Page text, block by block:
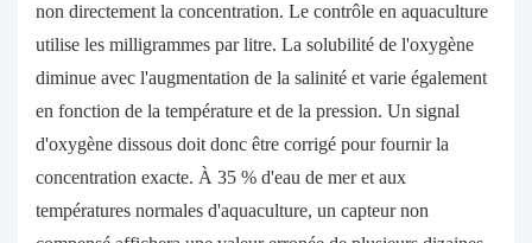
non directement la concentration. Le contrôle en aquaculture
utilise les milligrammes par litre. La solubilité de l'oxygène
diminue avec l'augmentation de la salinité et varie également
en fonction de la température et de la pression. Un signal
d'oxygène dissous doit donc être corrigé pour fournir la
concentration exacte. À 35 % d'eau de mer et aux
températures normales d'aquaculture, un capteur non